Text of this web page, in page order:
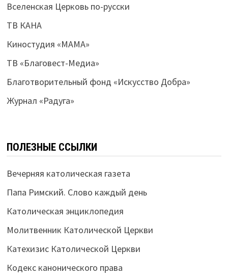
Вселенская Церковь по-русски
ТВ КАНА
Киностудия «МАМА»
ТВ «Благовест-Медиа»
Благотворительный фонд «Искусство Добра»
Журнал «Радуга»
ПОЛЕЗНЫЕ ССЫЛКИ
Вечерняя католическая газета
Папа Римский. Слово каждый день
Католическая энциклопедия
Молитвенник Католической Церкви
Катехизис Католической Церкви
Кодекс канонического права